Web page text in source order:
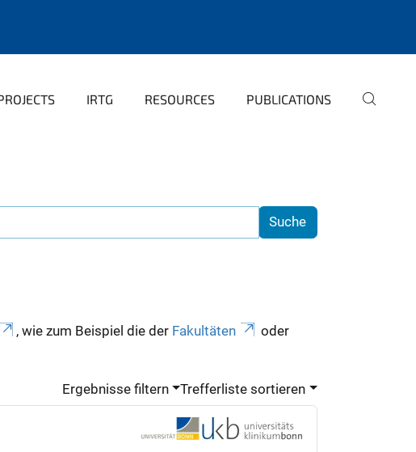
IRTG RESOURCES PUBLICATIONS
, wie zum Beispiel die der Fakultäten
oder
Ergebnisse filtern Trefferliste sortieren